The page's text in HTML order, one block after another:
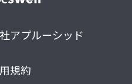
アプルーシッド
規約